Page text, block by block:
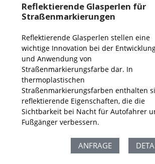
Reflektierende Glasperlen für
Straßenmarkierungen
Reflektierende Glasperlen stellen eine
wichtige Innovation bei der
und Anwendung von
Straßenmarkierungsfarbe dar. In
thermoplastischen
Straßenmarkierungsfarben enthalten
reflektierende Eigenschaften, die die
Sichtbarkeit bei Nacht für Autofahrer
Fußgänger verbessern.
ANFRAGE